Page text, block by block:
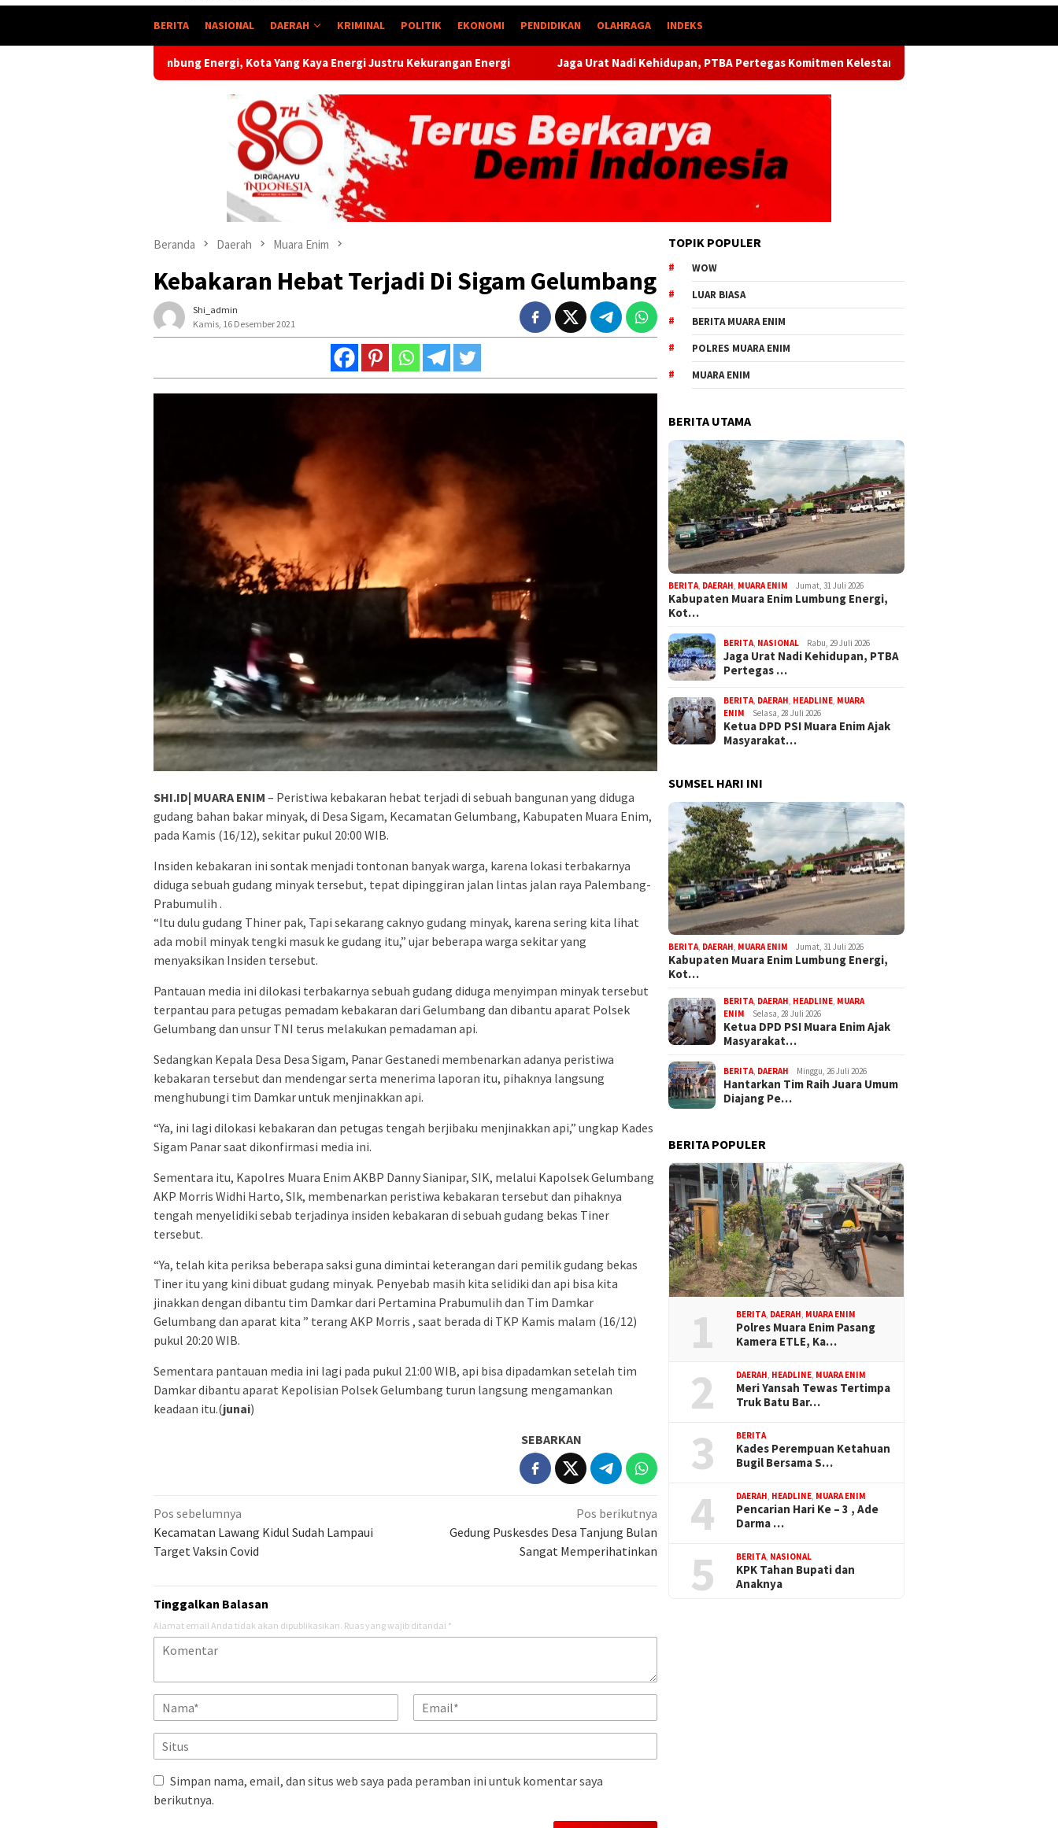
BERITA NASIONAL DAERAH KRIMINAL POLITIK EKONOMI PENDIDIKAN OLAHRAGA INDEKS
Energi, Kota Yang Kaya Energi Justru Kekurangan Energi Jaga Urat Nadi Kehidupan, PTBA Pertegas Komitmen Kelestarian Sungai dalam Konferensi Sungai Indonesia 2026
Beranda Daerah Muara Enim
Kebakaran Hebat Terjadi Di Sigam Gelumbang
Shi_admin
Kamis, 16 Desember 2021
SHI.ID| MUARA ENIM – Peristiwa kebakaran hebat terjadi di sebuah bangunan yang diduga
gudang bahan bakar minyak, di Desa Sigam, Kecamatan Gelumbang, Kabupaten Muara Enim,
pada Kamis (16/12), sekitar pukul 20:00 WIB.
Insiden kebakaran ini sontak menjadi tontonan banyak warga, karena lokasi terbakarnya
diduga sebuah gudang minyak tersebut, tepat dipinggiran jalan lintas jalan raya Palembang-
Prabumulih .
“Itu dulu gudang Thiner pak, Tapi sekarang caknyo gudang minyak, karena sering kita lihat
ada mobil minyak tengki masuk ke gudang itu,” ujar beberapa warga sekitar yang
menyaksikan Insiden tersebut.
Pantauan media ini dilokasi terbakarnya sebuah gudang diduga menyimpan minyak tersebut
terpantau para petugas pemadam kebakaran dari Gelumbang dan dibantu aparat Polsek
Gelumbang dan unsur TNI terus melakukan pemadaman api.
Sedangkan Kepala Desa Desa Sigam, Panar Gestanedi membenarkan adanya peristiwa
kebakaran tersebut dan mendengar serta menerima laporan itu, pihaknya langsung
menghubungi tim Damkar untuk menjinakkan api.
“Ya, ini lagi dilokasi kebakaran dan petugas tengah berjibaku menjinakkan api,” ungkap Kades
Sigam Panar saat dikonfirmasi media ini.
Sementara itu, Kapolres Muara Enim AKBP Danny Sianipar, SIK, melalui Kapolsek Gelumbang
AKP Morris Widhi Harto, SIk, membenarkan peristiwa kebakaran tersebut dan pihaknya
tengah menyelidiki sebab terjadinya insiden kebakaran di sebuah gudang bekas Tiner
tersebut.
“Ya, telah kita periksa beberapa saksi guna dimintai keterangan dari pemilik gudang bekas
Tiner itu yang kini dibuat gudang minyak. Penyebab masih kita selidiki dan api bisa kita
jinakkan dengan dibantu tim Damkar dari Pertamina Prabumulih dan Tim Damkar
Gelumbang dan aparat kita ” terang AKP Morris , saat berada di TKP Kamis malam (16/12)
pukul 20:20 WIB.
Sementara pantauan media ini lagi pada pukul 21:00 WIB, api bisa dipadamkan setelah tim
Damkar dibantu aparat Kepolisian Polsek Gelumbang turun langsung mengamankan
keadaan itu.(junai)
SEBARKAN
Navigasi
pos
Pos sebelumnya
Kecamatan Lawang Kidul Sudah Lampaui
Target Vaksin Covid
Pos berikutnya
Gedung Puskesdes Desa Tanjung Bulan
Sangat Memperihatinkan
Tinggalkan Balasan
Alamat email Anda tidak akan dipublikasikan. Ruas yang wajib ditandai *
Simpan nama, email, dan situs web saya pada peramban ini untuk komentar saya
berikutnya.
TOPIK POPULER
WOW
LUAR BIASA
BERITA MUARA ENIM
POLRES MUARA ENIM
MUARA ENIM
BERITA UTAMA
BERITA DAERAH MUARA ENIM Jumat, 31 Juli 2026
Kabupaten Muara Enim Lumbung Energi,
Kot…
BERITA NASIONAL Rabu, 29 Juli 2026
Jaga Urat Nadi Kehidupan, PTBA
Pertegas …
BERITA DAERAH HEADLINE MUARA
ENIM
Selasa, 28 Juli 2026
Ketua DPD PSI Muara Enim Ajak
Masyarakat…
SUMSEL HARI INI
BERITA, DAERAH, MUARA ENIM Jumat, 31 Juli 2026
Kabupaten Muara Enim Lumbung Energi,
Kot…
BERITA, DAERAH, HEADLINE, MUARA
ENIM
Selasa, 28 Juli 2026
Ketua DPD PSI Muara Enim Ajak
Masyarakat…
BERITA, DAERAH Minggu, 26 Juli 2026
Hantarkan Tim Raih Juara Umum
Diajang Pe…
BERITA POPULER
1 BERITA, DAERAH, MUARA ENIM
Polres Muara Enim Pasang
Kamera ETLE, Ka…
2 DAERAH, HEADLINE, MUARA ENIM
Meri Yansah Tewas Tertimpa
Truk Batu Bar…
3 BERITA
Kades Perempuan Ketahuan
Bugil Bersama S…
4 DAERAH, HEADLINE, MUARA ENIM
Pencarian Hari Ke – 3 , Ade
Darma …
5 BERITA, NASIONAL
KPK Tahan Bupati dan
Anaknya